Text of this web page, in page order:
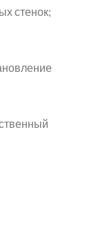
стенок;